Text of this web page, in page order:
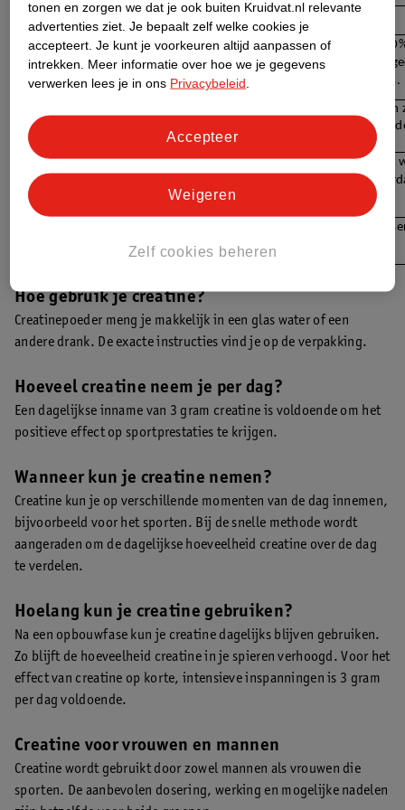
Voordelen Nadelen
Creatine verhoogt de fysieke prestaties in
opeenvolgende reeksen korte, hoogintensieve
oefeningen*.
Bij ongeveer
extra creatine
sportprestaties.
hoogintensieve inspanningen leveren, zoals
sprinten en krachttraining.
Bij duursporten
effecten
Creatine komt van nature voor in je lichaam en
is ook aanwezig in vlees en vis.
Je kunt tijdelijk
tot 2 kilo)
Sommige
Hoe gebruik je creatine?
Creatinepoeder meng je makkelijk in een glas water of een
andere drank. De exacte instructies vind je op de verpakking.
Hoeveel creatine neem je per dag?
Een dagelijkse inname van 3 gram creatine is voldoende om het
positieve effect op sportprestaties te krijgen.
Wanneer kun je creatine nemen?
Creatine kun je op verschillende momenten van de dag innemen,
bijvoorbeeld voor het sporten. Bij de snelle methode wordt
aangeraden om de dagelijkse hoeveelheid creatine over de dag
te verdelen.
Hoelang kun je creatine gebruiken?
Na een opbouwfase kun je creatine dagelijks blijven gebruiken.
Zo blijft de hoeveelheid creatine in je spieren verhoogd. Voor het
effect van creatine op korte, intensieve inspanningen is 3 gram
per dag voldoende.
Creatine voor vrouwen en mannen
Creatine wordt gebruikt door zowel mannen als vrouwen die
sporten. De aanbevolen dosering, werking en mogelijke nadelen
tonen en zorgen we dat je ook buiten Kruidvat.nl relevante
advertenties ziet. Je bepaalt zelf welke cookies je
accepteert. Je kunt je voorkeuren altijd aanpassen of
intrekken.
Meer informatie over hoe we je gegevens
verwerken lees je in ons Privacybeleid
Zelf cookies beheren
Weigeren
Accepteer